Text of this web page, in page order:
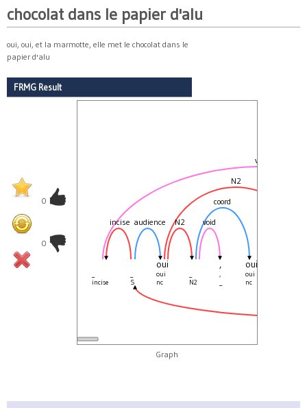
chocolat dans le papier d'alu
oui, oui, et la marmotte, elle met le chocolat dans le
papier d'alu
FRMG Result
0
0
incise
S
oui
oui
nc
N2
,
,
oui
oui
nc
void
coord
void
N2
N2
incise audience
Graph